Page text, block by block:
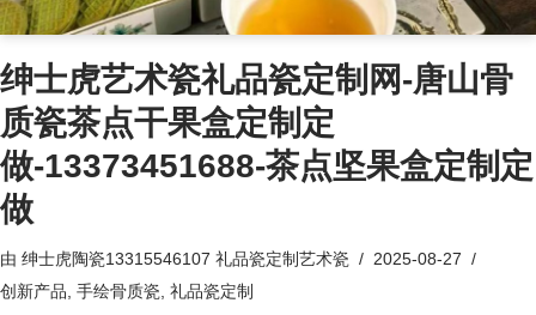
绅士虎艺术瓷礼品瓷定制网-唐山骨
质瓷茶点干果盒定制定
做-13373451688-茶点坚果盒定制定
做
由 绅士虎陶瓷13315546107 礼品瓷定制艺术瓷
2025-08-27
创新产品 手绘骨质瓷 礼品瓷定制